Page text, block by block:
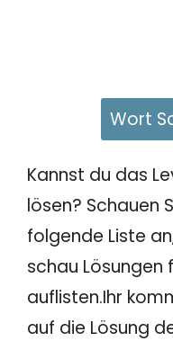
Wort
Kannst du das
lösen? Schauen
folgende Liste
schau Lösungen
auflisten.Ihr
auf die Lösung